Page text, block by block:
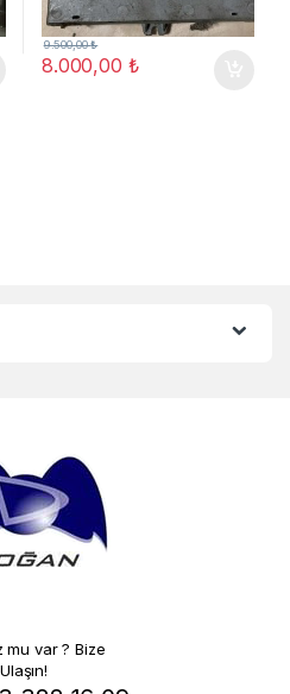
8.000,00 ₺
9.500,00₺
mu var ? Bize
Ulaşın!